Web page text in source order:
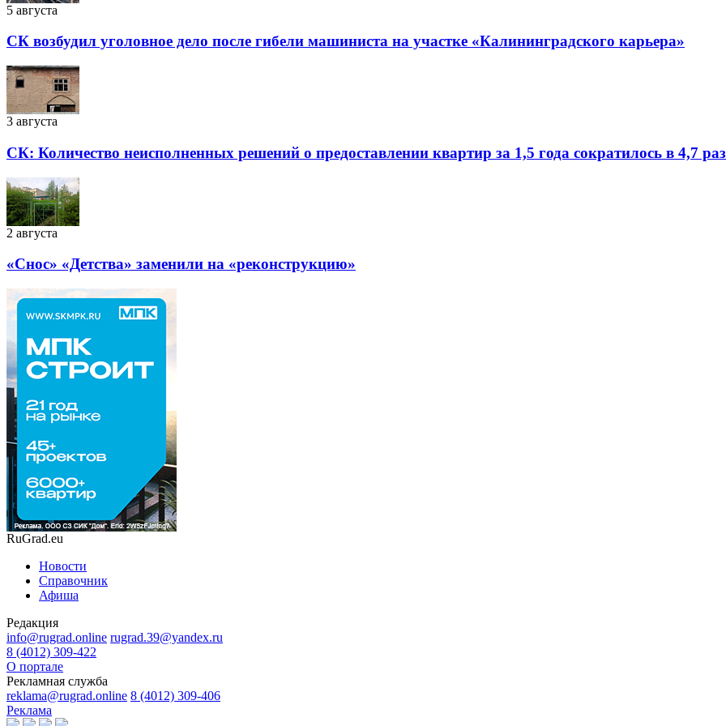
5 августа
СК возбудил уголовное дело после гибели машиниста на участке «Калининградского карьера»
3 августа
СК: Количество неисполненных решений о предоставлении квартир за 1,5 года сократилось в 4,7
2 августа
«Снос» «Детства» заменили на «реконструкцию»
RuGrad.eu
Новости
Справочник
Афиша
Редакция
info@rugrad.online rugrad.39@yandex.ru
8 (4012) 309-422
О портале
Рекламная служба
reklama@rugrad.online 8 (4012) 309-406
Реклама